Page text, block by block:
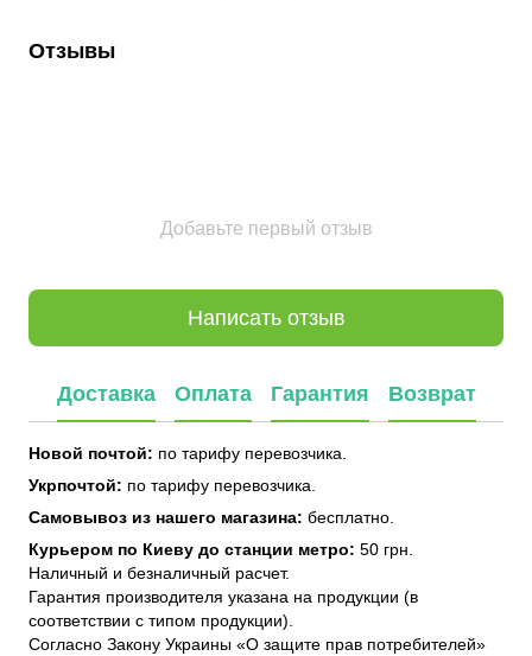
Отзывы
Добавьте первый отзыв
Написать отзыв
Доставка Оплата Гарантия Возврат
Новой почтой: по тарифу перевозчика.
Укрпочтой: по тарифу перевозчика.
Самовывоз из нашего магазина: бесплатно.
Курьером по Киеву до станции метро: 50 грн.
Наличный и безналичный расчет.
Гарантия производителя указана на продукции (в
соответствии с типом продукции).
Согласно Закону Украины «О защите прав потребителей»